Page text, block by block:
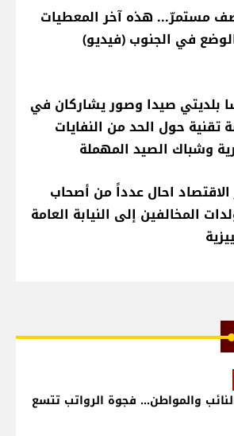
مستمرّ... هذه آخر المعطيات
في الجنوب (فيديو)
بلديتي صيدا وصور يشاركان في
تقنية حول الحد من النفايات
وشباك الصيد المهملة
الاقتصاد احال عدداً من أصحاب
المخالفين إلى النيابة العامة
والمواطن... فجوة الرواتب تتسع